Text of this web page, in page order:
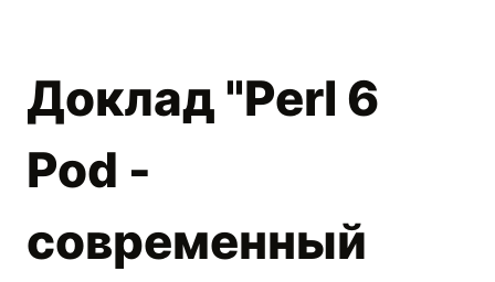
Доклад "Perl 6
Pod -
современный